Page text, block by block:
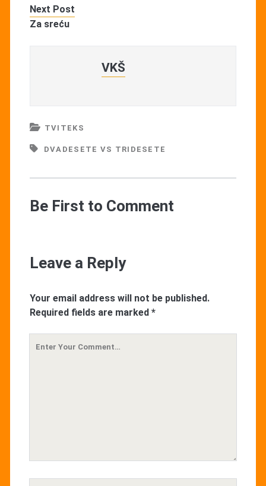
Next Post
Za sreću
VKŠ
TVITEKS
DVADESETE VS TRIDESETE
Be First to Comment
Leave a Reply
Your email address will not be published.
Required fields are marked *